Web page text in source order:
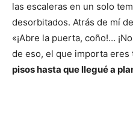
las escaleras en un solo
desorbitados. Atrás de mí
«¡Abre la puerta, coño!…
de eso, el que importa eres
pisos hasta que llegué a